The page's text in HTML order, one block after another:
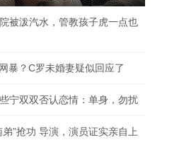
被泼汽水，管教孩子虎一点也
暴？C罗未婚妻疑似回应了
宁双双否认恋情：单身，勿扰
”抢功 导演，演员证实亲自上